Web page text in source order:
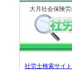
大月社会保険
社労士検索サイ